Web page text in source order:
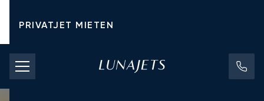
PRIVATJET MIETEN
CHARTERPREISE
PRIVATJETS